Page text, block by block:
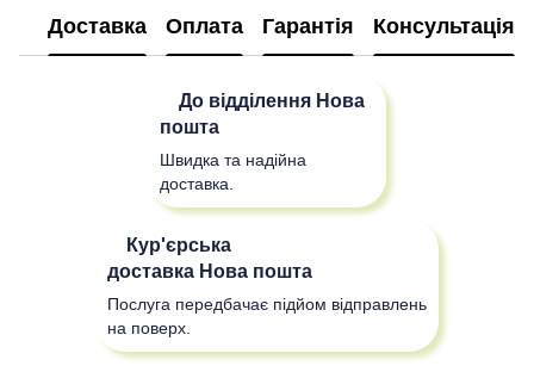
Доставка Оплата Гарантія Консультація
До відділення Нова
пошта
Швидка та надійна
доставка.
Кур'єрська
доставка Нова пошта
Послуга передбачає підйом відправлень
на поверх.